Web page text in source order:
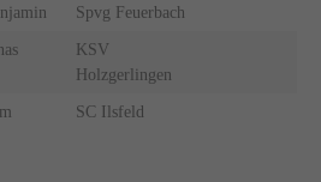
Spvg Feuerbach
KSV
Holzgerlingen
SC Ilsfeld